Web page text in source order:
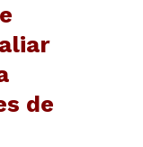
de